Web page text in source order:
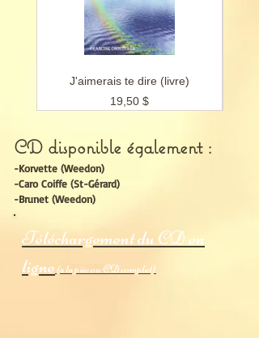
J'aimerais te dire (livre)
Prix
19,50 $
CD disponible également :
-Korvette (Weedon)
-Caro Coiffe (St-Gérard)
-Brunet (Weedon)
Téléchargement du CD en
ligne (à la pièc ou CD complet)